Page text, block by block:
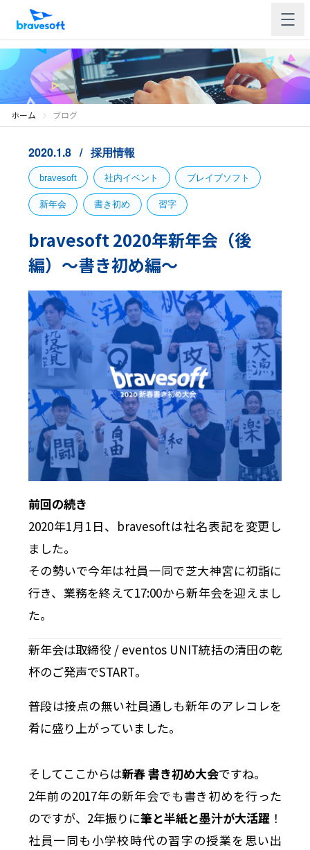
ホーム ブログ
2020.1.8 採用情報
bravesoft 社内イベント ブレイブソフト
新年会 書き初め 習字
bravesoft 2020年新年会（後
編）〜書き初め編〜
前回の続き
2020年1月1日、bravesoftは社名表記を変更し
ました。
その勢いで今年は社員一同で芝大神宮に初詣に
行き、業務を終えて17:00から新年会を迎えまし
た。
新年会は取締役 / eventos UNIT統括の清田の乾
杯のご発声でSTART。
普段は接点の無い社員通しも新年のアレコレを
肴に盛り上がっていました。
そしてここからは新春 書き初め大会ですね。
2年前の2017年の新年会でも書き初めを行った
のですが、2年振りに筆と半紙と墨汁が大活躍！
社員一同も小学校時代の習字の授業を思い出